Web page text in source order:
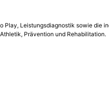
Play, Leistungsdiagnostik sowie die
Prävention und Rehabilitation.